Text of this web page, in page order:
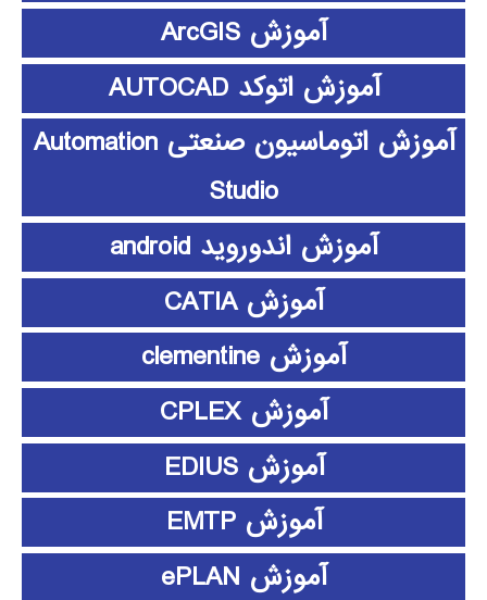
آموزش ArcGIS
آموزش اتوکد AUTOCAD
آموزش اتوماسیون صنعتی Automation
Studio
آموزش اندوروید android
آموزش CATIA
آموزش clementine
آموزش CPLEX
آموزش EDIUS
آموزش EMTP
آموزش ePLAN